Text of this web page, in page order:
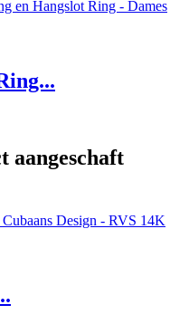
aangeschaft